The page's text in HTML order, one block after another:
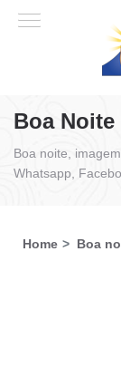
Boa Noite
Boa noite,
Whatsapp,
Home Boa